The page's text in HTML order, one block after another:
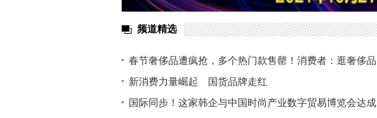
频道精选
春节奢侈品遭疯抢，多个热门款售罄！消费者：逛奢侈品
店像赶大集
新消费力量崛起 国货品牌走红
国际同步！这家韩企与中国时尚产业数字贸易博览会达成